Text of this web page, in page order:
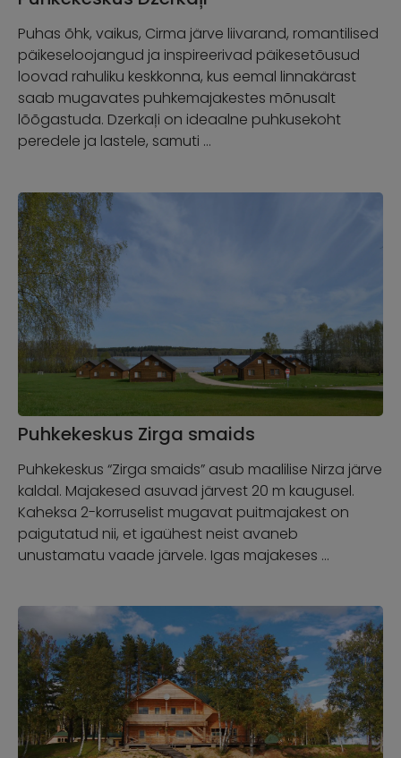
Puhas õhk, vaikus, Cirma järve liivarand, romantilised
päikeseloojangud ja inspireerivad päikesetõusud
loovad rahuliku keskkonna, kus eemal linnakärast
saab mugavates puhkemajakestes mõnusalt
lõõgastuda. Dzerkaļi on ideaalne puhkusekoht
peredele ja lastele, samuti …
Puhkekeskus Zirga smaids
Puhkekeskus “Zirga smaids” asub maalilise Nirza järve
kaldal. Majakesed asuvad järvest 20 m kaugusel.
Kaheksa 2-korruselist mugavat puitmajakest on
paigutatud nii, et igaühest neist avaneb
unustamatu vaade järvele. Igas majakeses …